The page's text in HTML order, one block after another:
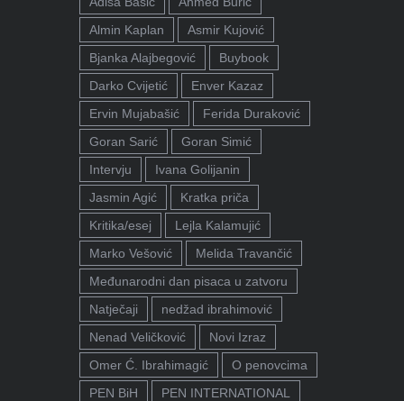
Almin Kaplan
Asmir Kujović
Bjanka Alajbegović
Buybook
Darko Cvijetić
Enver Kazaz
Ervin Mujabašić
Ferida Duraković
Goran Sarić
Goran Simić
Intervju
Ivana Golijanin
Jasmin Agić
Kratka priča
Kritika/esej
Lejla Kalamujić
Marko Vešović
Melida Travančić
Međunarodni dan pisaca u zatvoru
Natječaji
nedžad ibrahimović
Nenad Veličković
Novi Izraz
Omer Ć. Ibrahimagić
O penovcima
PEN BiH
PEN INTERNATIONAL